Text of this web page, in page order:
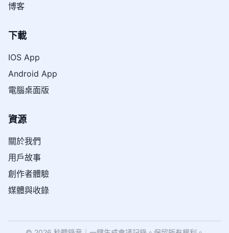
博客
下載
IOS App
Android App
電腦桌面版
資源
關於我們
用戶故事
創作者體驗
媒體與收錄